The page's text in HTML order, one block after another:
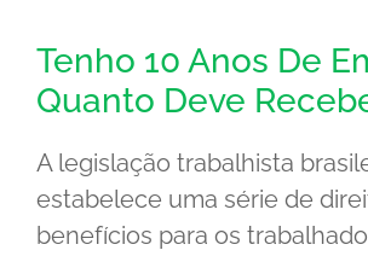
Tenho 10 Anos De
Quanto Deve
A legislação trabalhista
estabelece uma série de
benefícios para os